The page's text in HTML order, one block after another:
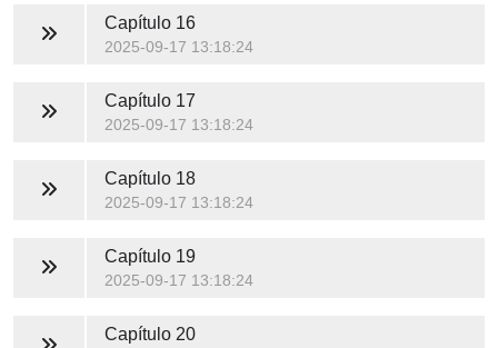
Capítulo 16
2025-09-17 13:18:24
Capítulo 17
2025-09-17 13:18:24
Capítulo 18
2025-09-17 13:18:24
Capítulo 19
2025-09-17 13:18:24
Capítulo 20